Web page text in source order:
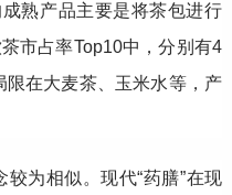
熟产品主要是将茶包进行
市占率Top10中，分别有4
在大麦茶、玉米水等，产
较为相似。现代“药膳”在现